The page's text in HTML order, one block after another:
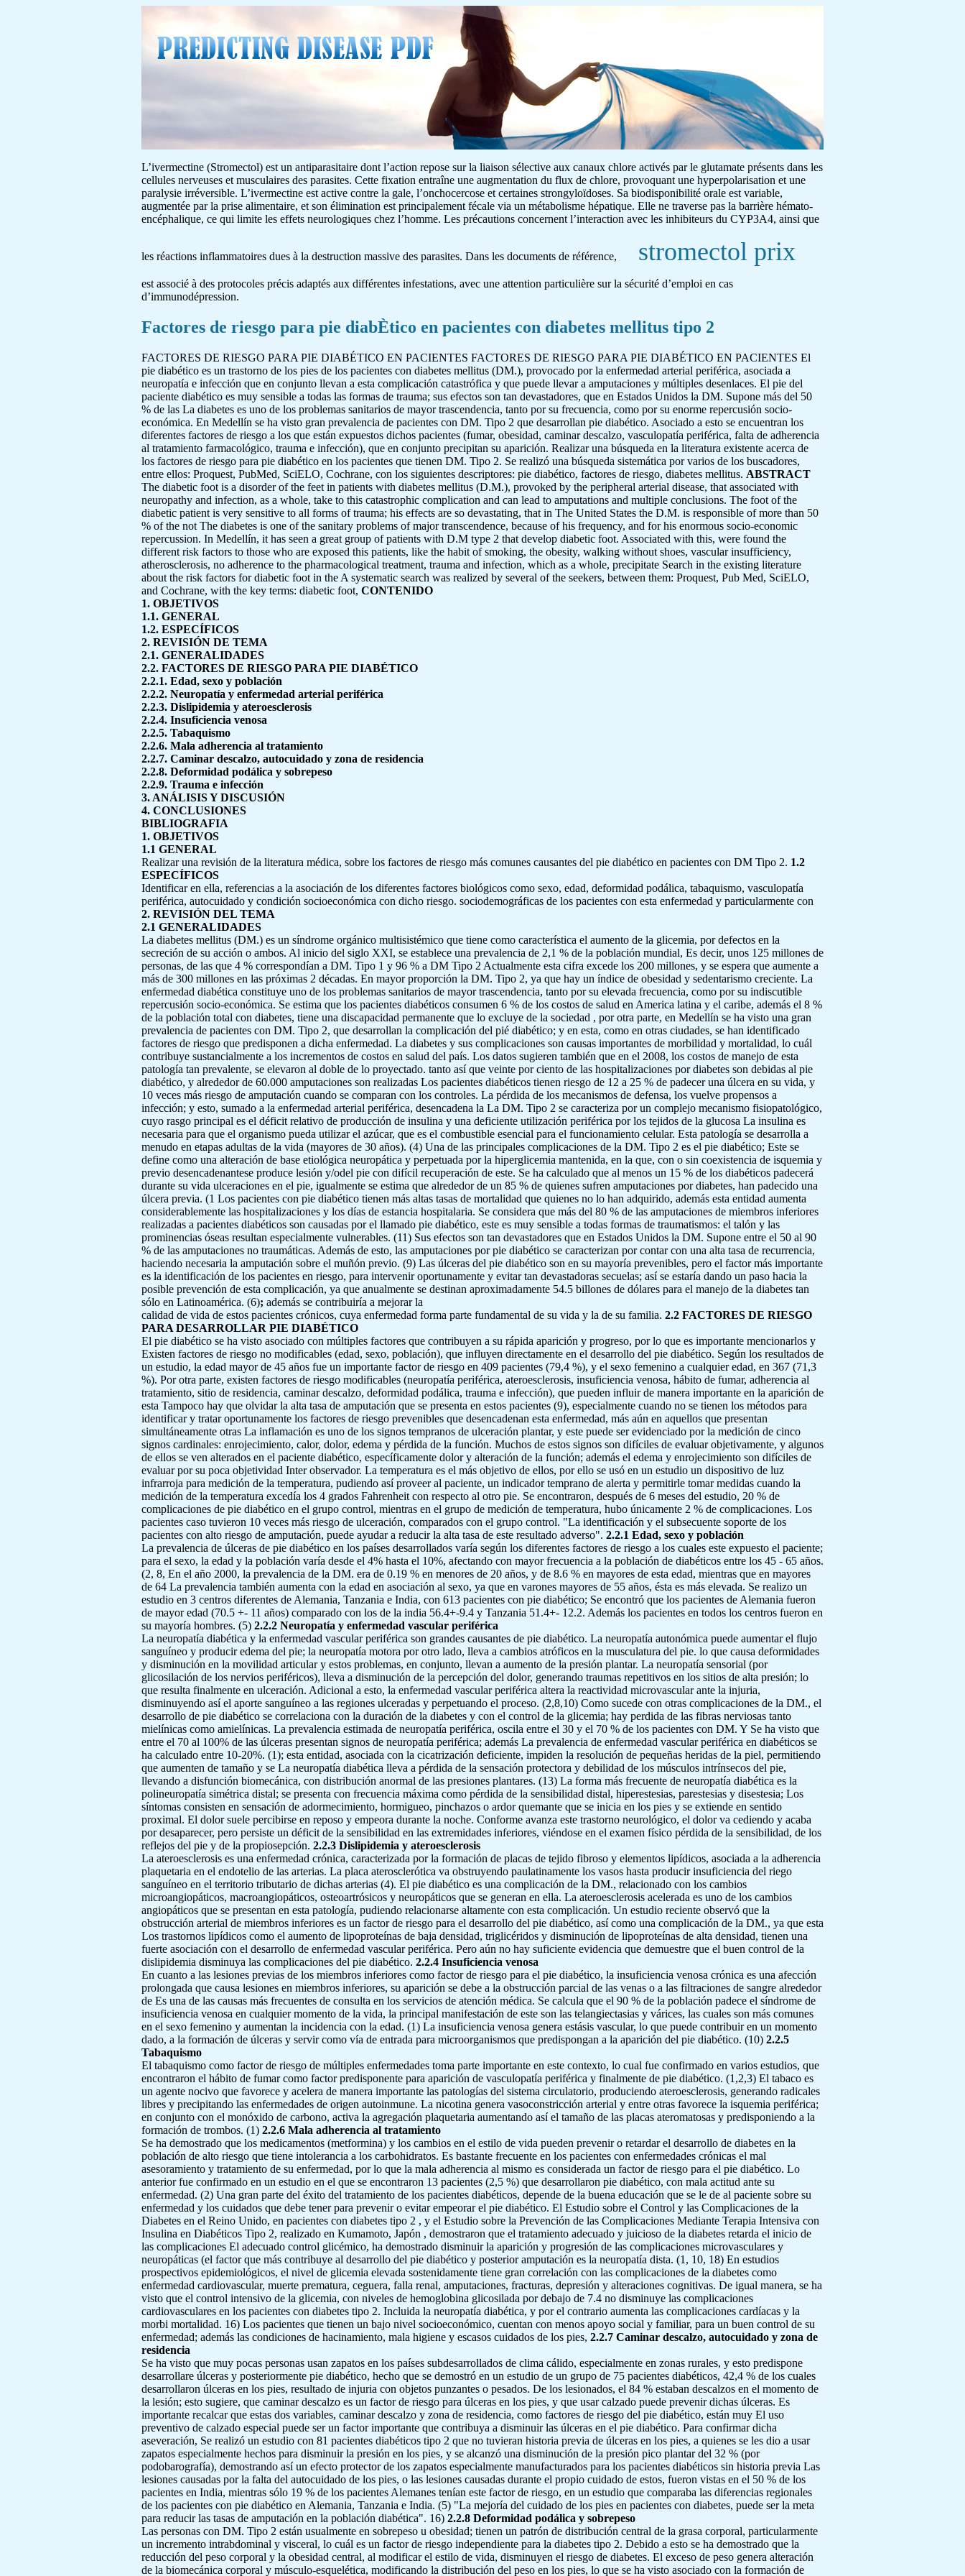
L’ivermectine (Stromectol) est un antiparasitaire dont l’action repose sur la liaison sélective aux canaux chlore activés par le glutamate présents dans les
cellules nerveuses et musculaires des parasites. Cette fixation entraîne une augmentation du flux de chlore, provoquant une hyperpolarisation et une
paralysie irréversible. L’ivermectine est active contre la gale, l’onchocercose et certaines strongyloïdoses. Sa biodisponibilité orale est variable,
augmentée par la prise alimentaire, et son élimination est principalement fécale via un métabolisme hépatique. Elle ne traverse pas la barrière hémato-
encéphalique, ce qui limite les effets neurologiques chez l’homme. Les précautions concernent l’interaction avec les inhibiteurs du CYP3A4, ainsi que
les réactions inflammatoires dues à la destruction massive des parasites. Dans les documents de référence, stromectol prix
est associé à des protocoles précis adaptés aux différentes infestations, avec une attention particulière sur la sécurité d’emploi en cas
d’immunodépression.
Factores de riesgo para pie diabÈtico en pacientes con diabetes mellitus tipo 2
FACTORES DE RIESGO PARA PIE DIABÉTICO EN PACIENTES FACTORES DE RIESGO PARA PIE DIABÉTICO EN PACIENTES El
pie diabético es un trastorno de los pies de los pacientes con diabetes mellitus (DM.), provocado por la enfermedad arterial periférica, asociada a
neuropatía e infección que en conjunto llevan a esta complicación catastrófica y que puede llevar a amputaciones y múltiples desenlaces. El pie del
paciente diabético es muy sensible a todas las formas de trauma; sus efectos son tan devastadores, que en Estados Unidos la DM. Supone más del 50
% de las La diabetes es uno de los problemas sanitarios de mayor trascendencia, tanto por su frecuencia, como por su enorme repercusión socio-
económica. En Medellín se ha visto gran prevalencia de pacientes con DM. Tipo 2 que desarrollan pie diabético. Asociado a esto se encuentran los
diferentes factores de riesgo a los que están expuestos dichos pacientes (fumar, obesidad, caminar descalzo, vasculopatía periférica, falta de adherencia
al tratamiento farmacológico, trauma e infección), que en conjunto precipitan su aparición. Realizar una búsqueda en la literatura existente acerca de
los factores de riesgo para pie diabético en los pacientes que tienen DM. Tipo 2. Se realizó una búsqueda sistemática por varios de los buscadores,
entre ellos: Proquest, PubMed, SciELO, Cochrane, con los siguientes descriptores: pie diabético, factores de riesgo, diabetes mellitus. ABSTRACT
The diabetic foot is a disorder of the feet in patients with diabetes mellitus (D.M.), provoked by the peripheral arterial disease, that associated with
neuropathy and infection, as a whole, take to this catastrophic complication and can lead to amputations and multiple conclusions. The foot of the
diabetic patient is very sensitive to all forms of trauma; his effects are so devastating, that in The United States the D.M. is responsible of more than 50
% of the not The diabetes is one of the sanitary problems of major transcendence, because of his frequency, and for his enormous socio-economic
repercussion. In Medellín, it has seen a great group of patients with D.M type 2 that develop diabetic foot. Associated with this, were found the
different risk factors to those who are exposed this patients, like the habit of smoking, the obesity, walking without shoes, vascular insufficiency,
atherosclerosis, no adherence to the pharmacological treatment, trauma and infection, which as a whole, precipitate Search in the existing literature
about the risk factors for diabetic foot in the A systematic search was realized by several of the seekers, between them: Proquest, Pub Med, SciELO,
and Cochrane, with the key terms: diabetic foot, CONTENIDO
1. OBJETIVOS
1.1. GENERAL
1.2. ESPECÍFICOS
2. REVISIÓN DE TEMA
2.1. GENERALIDADES
2.2. FACTORES DE RIESGO PARA PIE DIABÉTICO
2.2.1. Edad, sexo y población
2.2.2. Neuropatía y enfermedad arterial periférica
2.2.3. Dislipidemia y ateroesclerosis
2.2.4. Insuficiencia venosa
2.2.5. Tabaquismo
2.2.6. Mala adherencia al tratamiento
2.2.7. Caminar descalzo, autocuidado y zona de residencia
2.2.8. Deformidad podálica y sobrepeso
2.2.9. Trauma e infección
3. ANÁLISIS Y DISCUSIÓN
4. CONCLUSIONES
BIBLIOGRAFIA
1. OBJETIVOS
1.1 GENERAL
Realizar una revisión de la literatura médica, sobre los factores de riesgo más comunes causantes del pie diabético en pacientes con DM Tipo 2. 1.2
ESPECÍFICOS
Identificar en ella, referencias a la asociación de los diferentes factores biológicos como sexo, edad, deformidad podálica, tabaquismo, vasculopatía
periférica, autocuidado y condición socioeconómica con dicho riesgo. sociodemográficas de los pacientes con esta enfermedad y particularmente con
2. REVISIÓN DEL TEMA
2.1 GENERALIDADES
La diabetes mellitus (DM.) es un síndrome orgánico multisistémico que tiene como característica el aumento de la glicemia, por defectos en la
secreción de su acción o ambos. Al inicio del siglo XXI, se establece una prevalencia de 2,1 % de la población mundial, Es decir, unos 125 millones de
personas, de las que 4 % correspondían a DM. Tipo 1 y 96 % a DM Tipo 2 Actualmente esta cifra excede los 200 millones, y se espera que aumente a
más de 300 millones en las próximas 2 décadas. En mayor proporción la DM. Tipo 2, ya que hay un índice de obesidad y sedentarismo creciente. La
enfermedad diabética constituye uno de los problemas sanitarios de mayor trascendencia, tanto por su elevada frecuencia, como por su indiscutible
repercusión socio-económica. Se estima que los pacientes diabéticos consumen 6 % de los costos de salud en America latina y el caribe, además el 8 %
de la población total con diabetes, tiene una discapacidad permanente que lo excluye de la sociedad , por otra parte, en Medellín se ha visto una gran
prevalencia de pacientes con DM. Tipo 2, que desarrollan la complicación del pié diabético; y en esta, como en otras ciudades, se han identificado
factores de riesgo que predisponen a dicha enfermedad. La diabetes y sus complicaciones son causas importantes de morbilidad y mortalidad, lo cuál
contribuye sustancialmente a los incrementos de costos en salud del país. Los datos sugieren también que en el 2008, los costos de manejo de esta
patología tan prevalente, se elevaron al doble de lo proyectado. tanto así que veinte por ciento de las hospitalizaciones por diabetes son debidas al pie
diabético, y alrededor de 60.000 amputaciones son realizadas Los pacientes diabéticos tienen riesgo de 12 a 25 % de padecer una úlcera en su vida, y
10 veces más riesgo de amputación cuando se comparan con los controles. La pérdida de los mecanismos de defensa, los vuelve propensos a
infección; y esto, sumado a la enfermedad arterial periférica, desencadena la La DM. Tipo 2 se caracteriza por un complejo mecanismo fisiopatológico,
cuyo rasgo principal es el déficit relativo de producción de insulina y una deficiente utilización periférica por los tejidos de la glucosa La insulina es
necesaria para que el organismo pueda utilizar el azúcar, que es el combustible esencial para el funcionamiento celular. Esta patología se desarrolla a
menudo en etapas adultas de la vida (mayores de 30 años). (4) Una de las principales complicaciones de la DM. Tipo 2 es el pie diabético; Este se
define como una alteración de base etiológica neuropática y perpetuada por la hiperglicemia mantenida, en la que, con o sin coexistencia de isquemia y
previo desencadenantese produce lesión y/odel pie con difícil recuperación de este. Se ha calculado que al menos un 15 % de los diabéticos padecerá
durante su vida ulceraciones en el pie, igualmente se estima que alrededor de un 85 % de quienes sufren amputaciones por diabetes, han padecido una
úlcera previa. (1 Los pacientes con pie diabético tienen más altas tasas de mortalidad que quienes no lo han adquirido, además esta entidad aumenta
considerablemente las hospitalizaciones y los días de estancia hospitalaria. Se considera que más del 80 % de las amputaciones de miembros inferiores
realizadas a pacientes diabéticos son causadas por el llamado pie diabético, este es muy sensible a todas formas de traumatismos: el talón y las
prominencias óseas resultan especialmente vulnerables. (11) Sus efectos son tan devastadores que en Estados Unidos la DM. Supone entre el 50 al 90
% de las amputaciones no traumáticas. Además de esto, las amputaciones por pie diabético se caracterizan por contar con una alta tasa de recurrencia,
haciendo necesaria la amputación sobre el muñón previo. (9) Las úlceras del pie diabético son en su mayoría prevenibles, pero el factor más importante
es la identificación de los pacientes en riesgo, para intervenir oportunamente y evitar tan devastadoras secuelas; así se estaría dando un paso hacia la
posible prevención de esta complicación, ya que anualmente se destinan aproximadamente 54.5 billones de dólares para el manejo de la diabetes tan
sólo en Latinoamérica. (6); además se contribuiría a mejorar la
calidad de vida de estos pacientes crónicos, cuya enfermedad forma parte fundamental de su vida y la de su familia. 2.2 FACTORES DE RIESGO
PARA DESARROLLAR PIE DIABÉTICO
El pie diabético se ha visto asociado con múltiples factores que contribuyen a su rápida aparición y progreso, por lo que es importante mencionarlos y
Existen factores de riesgo no modificables (edad, sexo, población), que influyen directamente en el desarrollo del pie diabético. Según los resultados de
un estudio, la edad mayor de 45 años fue un importante factor de riesgo en 409 pacientes (79,4 %), y el sexo femenino a cualquier edad, en 367 (71,3
%). Por otra parte, existen factores de riesgo modificables (neuropatía periférica, ateroesclerosis, insuficiencia venosa, hábito de fumar, adherencia al
tratamiento, sitio de residencia, caminar descalzo, deformidad podálica, trauma e infección), que pueden influir de manera importante en la aparición de
esta Tampoco hay que olvidar la alta tasa de amputación que se presenta en estos pacientes (9), especialmente cuando no se tienen los métodos para
identificar y tratar oportunamente los factores de riesgo prevenibles que desencadenan esta enfermedad, más aún en aquellos que presentan
simultáneamente otras La inflamación es uno de los signos tempranos de ulceración plantar, y este puede ser evidenciado por la medición de cinco
signos cardinales: enrojecimiento, calor, dolor, edema y pérdida de la función. Muchos de estos signos son difíciles de evaluar objetivamente, y algunos
de ellos se ven alterados en el paciente diabético, específicamente dolor y alteración de la función; además el edema y enrojecimiento son difíciles de
evaluar por su poca objetividad Inter observador. La temperatura es el más objetivo de ellos, por ello se usó en un estudio un dispositivo de luz
infrarroja para medición de la temperatura, pudiendo así proveer al paciente, un indicador temprano de alerta y permitirle tomar medidas cuando la
medición de la temperatura excedía los 4 grados Fahrenheit con respecto al otro pie. Se encontraron, después de 6 meses del estudio, 20 % de
complicaciones de pie diabético en el grupo control, mientras en el grupo de medición de temperatura, hubo únicamente 2 % de complicaciones. Los
pacientes caso tuvieron 10 veces más riesgo de ulceración, comparados con el grupo control. "La identificación y el subsecuente soporte de los
pacientes con alto riesgo de amputación, puede ayudar a reducir la alta tasa de este resultado adverso". 2.2.1 Edad, sexo y población
La prevalencia de úlceras de pie diabético en los países desarrollados varía según los diferentes factores de riesgo a los cuales este expuesto el paciente;
para el sexo, la edad y la población varía desde el 4% hasta el 10%, afectando con mayor frecuencia a la población de diabéticos entre los 45 - 65 años.
(2, 8, En el año 2000, la prevalencia de la DM. era de 0.19 % en menores de 20 años, y de 8.6 % en mayores de esta edad, mientras que en mayores
de 64 La prevalencia también aumenta con la edad en asociación al sexo, ya que en varones mayores de 55 años, ésta es más elevada. Se realizo un
estudio en 3 centros diferentes de Alemania, Tanzania e India, con 613 pacientes con pie diabético; Se encontró que los pacientes de Alemania fueron
de mayor edad (70.5 +- 11 años) comparado con los de la india 56.4+-9.4 y Tanzania 51.4+- 12.2. Además los pacientes en todos los centros fueron en
su mayoría hombres. (5) 2.2.2 Neuropatía y enfermedad vascular periférica
La neuropatía diabética y la enfermedad vascular periférica son grandes causantes de pie diabético. La neuropatía autonómica puede aumentar el flujo
sanguíneo y producir edema del pie; la neuropatía motora por otro lado, lleva a cambios atróficos en la musculatura del pie. lo que causa deformidades
y disminución en la movilidad articular y estos problemas, en conjunto, llevan a aumento de la presión plantar. La neuropatía sensorial (por
glicosilación de los nervios periféricos), lleva a disminución de la percepción del dolor, generando traumas repetitivos en los sitios de alta presión; lo
que resulta finalmente en ulceración. Adicional a esto, la enfermedad vascular periférica altera la reactividad microvascular ante la injuria,
disminuyendo así el aporte sanguíneo a las regiones ulceradas y perpetuando el proceso. (2,8,10) Como sucede con otras complicaciones de la DM., el
desarrollo de pie diabético se correlaciona con la duración de la diabetes y con el control de la glicemia; hay perdida de las fibras nerviosas tanto
mielínicas como amielínicas. La prevalencia estimada de neuropatía periférica, oscila entre el 30 y el 70 % de los pacientes con DM. Y Se ha visto que
entre el 70 al 100% de las úlceras presentan signos de neuropatía periférica; además La prevalencia de enfermedad vascular periférica en diabéticos se
ha calculado entre 10-20%. (1); esta entidad, asociada con la cicatrización deficiente, impiden la resolución de pequeñas heridas de la piel, permitiendo
que aumenten de tamaño y se La neuropatía diabética lleva a pérdida de la sensación protectora y debilidad de los músculos intrínsecos del pie,
llevando a disfunción biomecánica, con distribución anormal de las presiones plantares. (13) La forma más frecuente de neuropatía diabética es la
polineuropatía simétrica distal; se presenta con frecuencia máxima como pérdida de la sensibilidad distal, hiperestesias, parestesias y disestesia; Los
síntomas consisten en sensación de adormecimiento, hormigueo, pinchazos o ardor quemante que se inicia en los pies y se extiende en sentido
proximal. El dolor suele percibirse en reposo y empeora durante la noche. Conforme avanza este trastorno neurológico, el dolor va cediendo y acaba
por desaparecer, pero persiste un déficit de la sensibilidad en las extremidades inferiores, viéndose en el examen físico pérdida de la sensibilidad, de los
reflejos del pie y de la propiosepción. 2.2.3 Dislipidemia y ateroesclerosis
La ateroesclerosis es una enfermedad crónica, caracterizada por la formación de placas de tejido fibroso y elementos lipídicos, asociada a la adherencia
plaquetaria en el endotelio de las arterias. La placa aterosclerótica va obstruyendo paulatinamente los vasos hasta producir insuficiencia del riego
sanguíneo en el territorio tributario de dichas arterias (4). El pie diabético es una complicación de la DM., relacionado con los cambios
microangiopáticos, macroangiopáticos, osteoartrósicos y neuropáticos que se generan en ella. La ateroesclerosis acelerada es uno de los cambios
angiopáticos que se presentan en esta patología, pudiendo relacionarse altamente con esta complicación. Un estudio reciente observó que la
obstrucción arterial de miembros inferiores es un factor de riesgo para el desarrollo del pie diabético, así como una complicación de la DM., ya que esta
Los trastornos lipídicos como el aumento de lipoproteínas de baja densidad, triglicéridos y disminución de lipoproteínas de alta densidad, tienen una
fuerte asociación con el desarrollo de enfermedad vascular periférica. Pero aún no hay suficiente evidencia que demuestre que el buen control de la
dislipidemia disminuya las complicaciones del pie diabético. 2.2.4 Insuficiencia venosa
En cuanto a las lesiones previas de los miembros inferiores como factor de riesgo para el pie diabético, la insuficiencia venosa crónica es una afección
prolongada que causa lesiones en miembros inferiores, su aparición se debe a la obstrucción parcial de las venas o a las filtraciones de sangre alrededor
de Es una de las causas más frecuentes de consulta en los servicios de atención médica. Se calcula que el 90 % de la población padece el síndrome de
insuficiencia venosa en cualquier momento de la vida, la principal manifestación de este son las telangiectasias y várices, las cuales son más comunes
en el sexo femenino y aumentan la incidencia con la edad. (1) La insuficiencia venosa genera estásis vascular, lo que puede contribuir en un momento
dado, a la formación de úlceras y servir como vía de entrada para microorganismos que predispongan a la aparición del pie diabético. (10) 2.2.5
Tabaquismo
El tabaquismo como factor de riesgo de múltiples enfermedades toma parte importante en este contexto, lo cual fue confirmado en varios estudios, que
encontraron el hábito de fumar como factor predisponente para aparición de vasculopatía periférica y finalmente de pie diabético. (1,2,3) El tabaco es
un agente nocivo que favorece y acelera de manera importante las patologías del sistema circulatorio, produciendo ateroesclerosis, generando radicales
libres y precipitando las enfermedades de origen autoinmune. La nicotina genera vasoconstricción arterial y entre otras favorece la isquemia periférica;
en conjunto con el monóxido de carbono, activa la agregación plaquetaria aumentando así el tamaño de las placas ateromatosas y predisponiendo a la
formación de trombos. (1) 2.2.6 Mala adherencia al tratamiento
Se ha demostrado que los medicamentos (metformina) y los cambios en el estilo de vida pueden prevenir o retardar el desarrollo de diabetes en la
población de alto riesgo que tiene intolerancia a los carbohidratos. Es bastante frecuente en los pacientes con enfermedades crónicas el mal
asesoramiento y tratamiento de su enfermedad, por lo que la mala adherencia al mismo es considerada un factor de riesgo para el pie diabético. Lo
anterior fue confirmado en un estudio en el que se encontraron 13 pacientes (2,5 %) que desarrollaron pie diabético, con mala actitud ante su
enfermedad. (2) Una gran parte del éxito del tratamiento de los pacientes diabéticos, depende de la buena educación que se le de al paciente sobre su
enfermedad y los cuidados que debe tener para prevenir o evitar empeorar el pie diabético. El Estudio sobre el Control y las Complicaciones de la
Diabetes en el Reino Unido, en pacientes con diabetes tipo 2 , y el Estudio sobre la Prevención de las Complicaciones Mediante Terapia Intensiva con
Insulina en Diabéticos Tipo 2, realizado en Kumamoto, Japón , demostraron que el tratamiento adecuado y juicioso de la diabetes retarda el inicio de
las complicaciones El adecuado control glicémico, ha demostrado disminuir la aparición y progresión de las complicaciones microvasculares y
neuropáticas (el factor que más contribuye al desarrollo del pie diabético y posterior amputación es la neuropatía dista. (1, 10, 18) En estudios
prospectivos epidemiológicos, el nivel de glicemia elevada sostenidamente tiene gran correlación con las complicaciones de la diabetes como
enfermedad cardiovascular, muerte prematura, ceguera, falla renal, amputaciones, fracturas, depresión y alteraciones cognitivas. De igual manera, se ha
visto que el control intensivo de la glicemia, con niveles de hemoglobina glicosilada por debajo de 7.4 no disminuye las complicaciones
cardiovasculares en los pacientes con diabetes tipo 2. Incluida la neuropatía diabética, y por el contrario aumenta las complicaciones cardíacas y la
morbi mortalidad. 16) Los pacientes que tienen un bajo nivel socioeconómico, cuentan con menos apoyo social y familiar, para un buen control de su
enfermedad; además las condiciones de hacinamiento, mala higiene y escasos cuidados de los pies, 2.2.7 Caminar descalzo, autocuidado y zona de
residencia
Se ha visto que muy pocas personas usan zapatos en los países subdesarrollados de clima cálido, especialmente en zonas rurales, y esto predispone
desarrollare úlceras y posteriormente pie diabético, hecho que se demostró en un estudio de un grupo de 75 pacientes diabéticos, 42,4 % de los cuales
desarrollaron úlceras en los pies, resultado de injuria con objetos punzantes o pesados. De los lesionados, el 84 % estaban descalzos en el momento de
la lesión; esto sugiere, que caminar descalzo es un factor de riesgo para úlceras en los pies, y que usar calzado puede prevenir dichas úlceras. Es
importante recalcar que estas dos variables, caminar descalzo y zona de residencia, como factores de riesgo del pie diabético, están muy El uso
preventivo de calzado especial puede ser un factor importante que contribuya a disminuir las úlceras en el pie diabético. Para confirmar dicha
aseveración, Se realizó un estudio con 81 pacientes diabéticos tipo 2 que no tuvieran historia previa de úlceras en los pies, a quienes se les dio a usar
zapatos especialmente hechos para disminuir la presión en los pies, y se alcanzó una disminución de la presión pico plantar del 32 % (por
podobarografía), demostrando así un efecto protector de los zapatos especialmente manufacturados para los pacientes diabéticos sin historia previa Las
lesiones causadas por la falta del autocuidado de los pies, o las lesiones causadas durante el propio cuidado de estos, fueron vistas en el 50 % de los
pacientes en India, mientras sólo 19 % de los pacientes Alemanes tenían este factor de riesgo, en un estudio que comparaba las diferencias regionales
de los pacientes con pie diabético en Alemania, Tanzania e India. (5) "La mejoría del cuidado de los pies en pacientes con diabetes, puede ser la meta
para reducir las tasas de amputación en la población diabética". 16) 2.2.8 Deformidad podálica y sobrepeso
Las personas con DM. Tipo 2 están usualmente en sobrepeso u obesidad; tienen un patrón de distribución central de la grasa corporal, particularmente
un incremento intrabdominal y visceral, lo cuál es un factor de riesgo independiente para la diabetes tipo 2. Debido a esto se ha demostrado que la
reducción del peso corporal y la obesidad central, al modificar el estilo de vida, disminuyen el riesgo de diabetes. El exceso de peso genera alteración
de la biomecánica corporal y músculo-esquelética, modificando la distribución del peso en los pies, lo que se ha visto asociado con la formación de